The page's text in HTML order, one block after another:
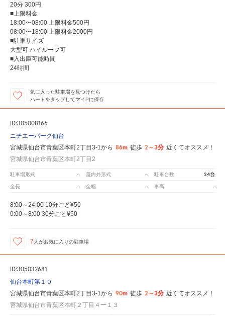
20分 300円
■上限料金
18:00〜08:00 上限料金500円
08:00〜18:00 上限料金2000円
■駐車サイズ
大型可 ハイルーフ可
■入出庫可能時間
24時間
気に入った駐車場を見つけたら
ハートをタップしてマイPに保存
ID:305008166
ニチエーパーク仙台
宮城県仙台市青葉区本町2丁目3-1から 86m 徒歩 2～3分 近くてオススメ！
宮城県仙台市青葉区本町2丁目2
駐車場形式 - 屋内外形式 - 駐車台数 24台
全長 - 全幅 - 車高 -
8:00～24:00 10分ごと¥50
0:00～8:00 30分ごと¥50
7 人がお気に入りの駐車場
ID:305032681
仙台本町第１０
宮城県仙台市青葉区本町2丁目3-1から 90m 徒歩 2～3分 近くてオススメ！
宮城県仙台市青葉区本町２丁目４ー１３